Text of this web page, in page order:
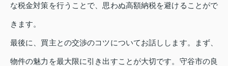
な税金対策を行うことで、思わぬ高額納税を避けることがで
きます。
最後に、買主との交渉のコツについてお話しします。まず、
物件の魅力を最大限に引き出すことが大切です。守谷市の良